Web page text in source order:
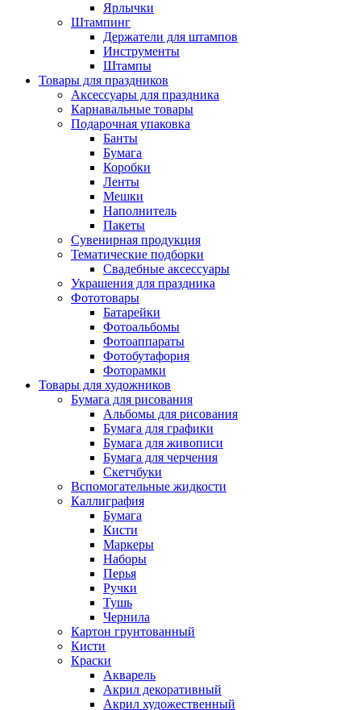
Ярлычки
Штампинг
Держатели для штампов
Инструменты
Штампы
Товары для праздников
Аксессуары для праздника
Карнавальные товары
Подарочная упаковка
Банты
Бумага
Коробки
Ленты
Мешки
Наполнитель
Пакеты
Сувенирная продукция
Тематические подборки
Свадебные аксессуары
Украшения для праздника
Фототовары
Батарейки
Фотоальбомы
Фотоаппараты
Фотобутафория
Фоторамки
Товары для художников
Бумага для рисования
Альбомы для рисования
Бумага для графики
Бумага для живописи
Бумага для черчения
Скетчбуки
Вспомогательные жидкости
Каллиграфия
Бумага
Кисти
Маркеры
Наборы
Перья
Ручки
Тушь
Чернила
Картон грунтованный
Кисти
Краски
Акварель
Акрил декоративный
Акрил художественный